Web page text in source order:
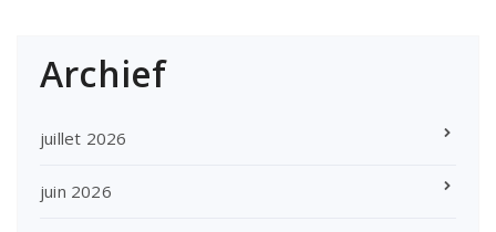
Archief
juillet 2026
juin 2026